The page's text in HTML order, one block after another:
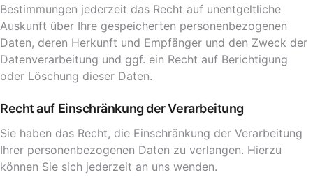
Bestimmungen jederzeit das Recht auf unentgeltliche
Auskunft über Ihre gespeicherten personenbezogenen
Daten, deren Herkunft und Empfänger und den Zweck der
Datenverarbeitung und ggf. ein Recht auf Berichtigung
oder Löschung dieser Daten.
Recht auf Einschränkung der Verarbeitung
Sie haben das Recht, die Einschränkung der Verarbeitung
Ihrer personenbezogenen Daten zu verlangen. Hierzu
können Sie sich jederzeit an uns wenden.